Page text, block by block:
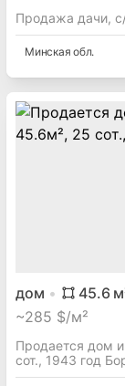
Продажа дачи,
Минская обл.
дом 45.6
~285 $/м²
Продается дом
сот., 1943 год